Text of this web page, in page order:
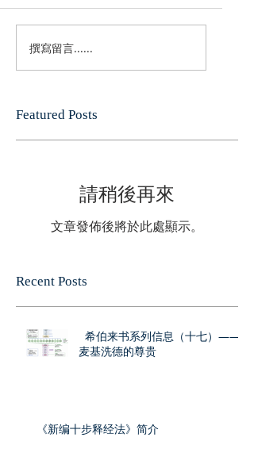
撰寫留言......
Featured Posts
請稍後再來
文章發佈後將於此處顯示。
Recent Posts
希伯来书系列信息（十七）——
麦基洗德的尊贵
《新编十步释经法》简介